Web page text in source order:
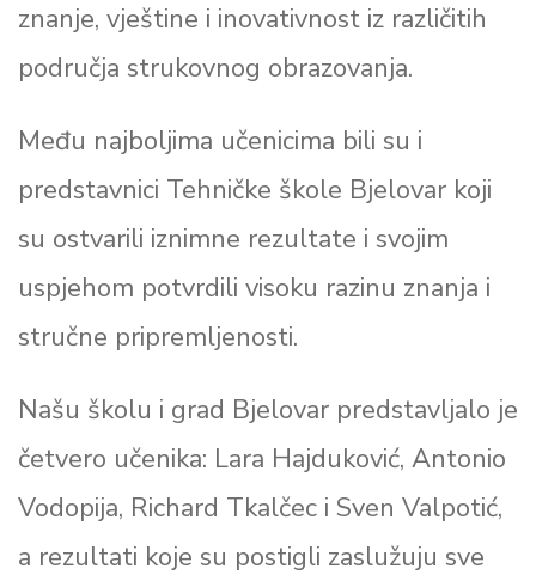
znanje, vještine i inovativnost iz različitih
područja strukovnog obrazovanja.
Među najboljima učenicima bili su i
predstavnici Tehničke škole Bjelovar koji
su ostvarili iznimne rezultate i svojim
uspjehom potvrdili visoku razinu znanja i
stručne pripremljenosti.
Našu školu i grad Bjelovar predstavljalo je
četvero učenika: Lara Hajduković, Antonio
Vodopija, Richard Tkalčec i Sven Valpotić,
a rezultati koje su postigli zaslužuju sve